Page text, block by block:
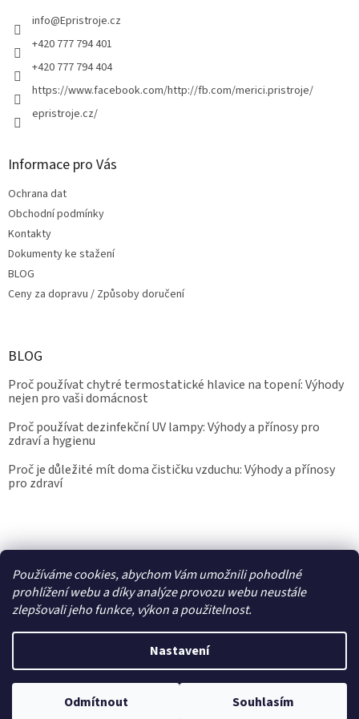
Používáme cookies, abychom Vám umožnili pohodlné
prohlížení webu a díky analýze provozu webu neustále
zlepšovali jeho funkce, výkon a použitelnost.
Nastavení
Odmítnout Souhlasím
info@Epristroje.cz
+420 777 794 401
+420 777 794 404
https://www.facebook.com/http://fb.com/merici.pristroje/
epristroje.cz/
Informace pro Vás
Ochrana dat
Obchodní podmínky
Kontakty
Dokumenty ke stažení
BLOG
Ceny za dopravu / Způsoby doručení
BLOG
Proč používat chytré termostatické hlavice na topení: Výhody
nejen pro vaši domácnost
Proč používat dezinfekční UV lampy: Výhody a přínosy pro
zdraví a hygienu
Proč je důležité mít doma čističku vzduchu: Výhody a přínosy
pro zdraví
Copyright 2026Epřístroje.cz. Všechna práva vyhrazena.Upravit